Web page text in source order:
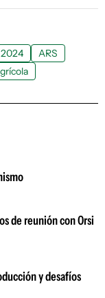
ARS
de reunión con Orsi
y desafíos